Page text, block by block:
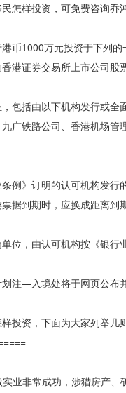
怎样投资，可免费咨询乔
币1000万元投资于下列
港证券交易所上市公司股票
包括由以下机构发行或全
广铁路公司、香港机场
例》订明的认可机构发行
据到期时，应换成距离到
位，由认可机构按《银行
注—入境处将于网页公布
投资，下面为大家列举几
业非常成功，涉猎房产